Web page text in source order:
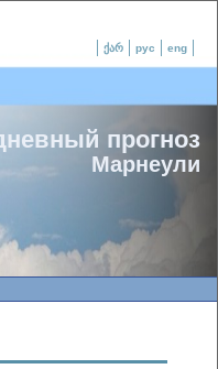
ქარ рус eng
прогноз
Марнеули